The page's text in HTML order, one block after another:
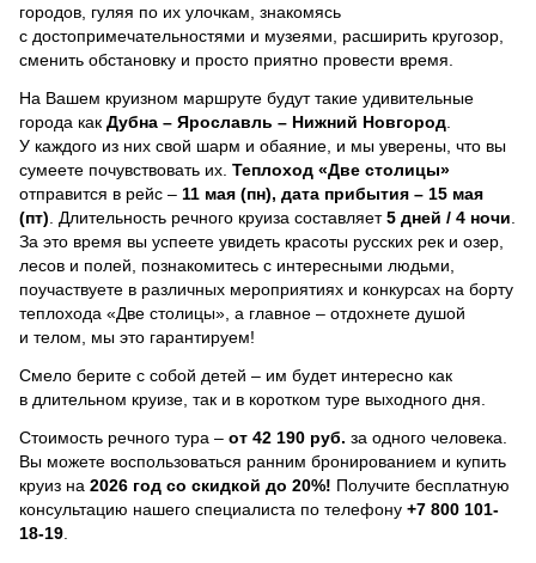
городов, гуляя по их улочкам, знакомясь
с достопримечательностями и музеями, расширить кругозор,
сменить обстановку и просто приятно провести время.
На Вашем круизном маршруте будут такие удивительные
города как Дубна – Ярославль – Нижний Новгород
У каждого из них свой шарм и обаяние, и мы уверены, что вы
сумеете почувствовать их. Теплоход «Две столицы»
отправится в рейс – 11 мая (пн), дата прибытия – 15 мая
(пт) . Длительность речного круиза составляет5 дней / 4 ночи
За это время вы успеете увидеть красоты русских рек и озер,
лесов и полей, познакомитесь с интересными людьми,
поучаствуете в различных мероприятиях и конкурсах на борту
теплохода «Две столицы», а главное – отдохнете душой
и телом, мы это гарантируем!
Смело берите с собой детей – им будет интересно как
в длительном круизе, так и в коротком туре выходного дня.
Стоимость речного тура – от 42 190 руб. за одного человека.
Вы можете воспользоваться ранним бронированием и купить
круиз на 2026 год со скидкой до 20%! Получите бесплатную
консультацию нашего специалиста по телефону +7 800 101-
18-19